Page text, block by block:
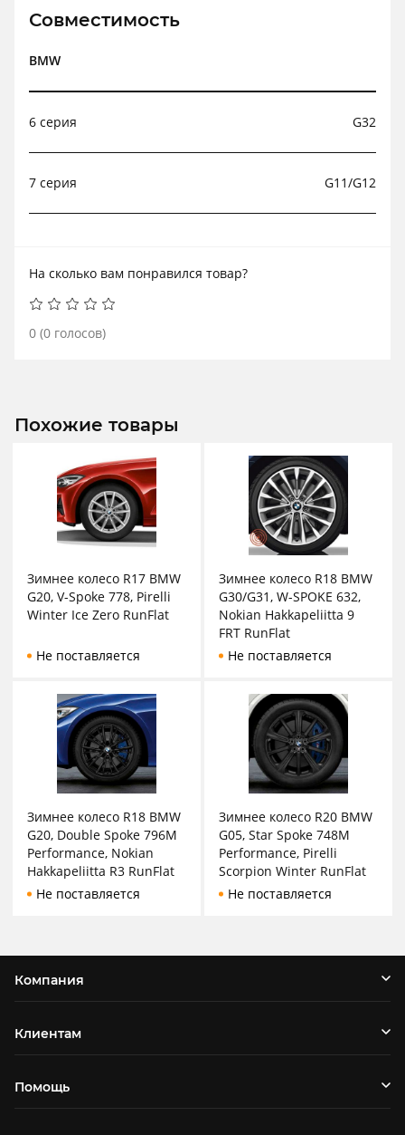
Совместимость
BMW
6 серия G32
7 серия G11/G12
На сколько вам понравился товар?
0 (0 голосов)
Похожие товары
Зимнее колесо R17 BMW
G20, V-Spoke 778, Pirelli
Winter Ice Zero RunFlat
Не поставляется
Зимнее колесо R18 BMW
G30/G31, W-SPOKE 632,
Nokian Hakkapeliitta 9
FRT RunFlat
Не поставляется
Зимнее колесо R18 BMW
G20, Double Spoke 796M
Performance, Nokian
Hakkapeliitta R3 RunFlat
Не поставляется
Зимнее колесо R20 BMW
G05, Star Spoke 748M
Performance, Pirelli
Scorpion Winter RunFlat
Не поставляется
Компания
Клиентам
Помощь